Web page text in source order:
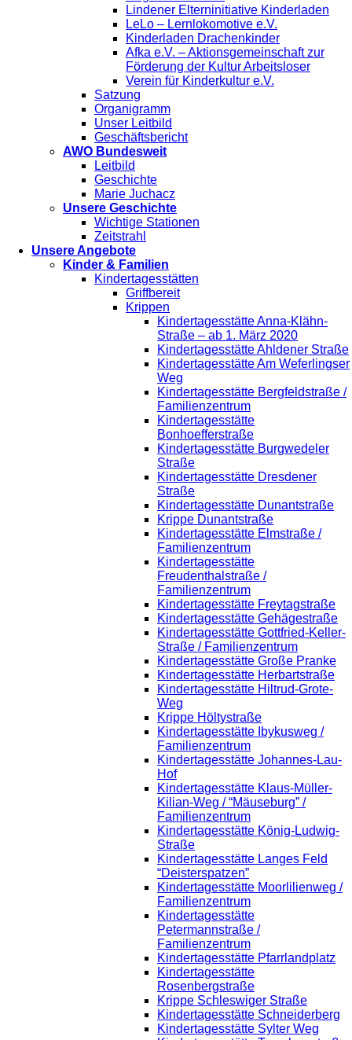
Lindener Elterninitiative Kinderladen
LeLo – Lernlokomotive e.V.
Kinderladen Drachenkinder
Afka e.V. – Aktionsgemeinschaft zur
Förderung der Kultur Arbeitsloser
Verein für Kinderkultur e.V.
Satzung
Organigramm
Unser Leitbild
Geschäftsbericht
AWO Bundesweit
Leitbild
Geschichte
Marie Juchacz
Unsere Geschichte
Wichtige Stationen
Zeitstrahl
Unsere Angebote
Kinder & Familien
Kindertagesstätten
Griffbereit
Krippen
Kindertagesstätte Anna-Klähn-
Straße – ab 1. März 2020
Kindertagesstätte Ahldener Straße
Kindertagesstätte Am Weferlingser
Weg
Kindertagesstätte Bergfeldstraße /
Familienzentrum
Kindertagesstätte
Bonhoefferstraße
Kindertagesstätte Burgwedeler
Straße
Kindertagesstätte Dresdener
Straße
Kindertagesstätte Dunantstraße
Krippe Dunantstraße
Kindertagesstätte Elmstraße /
Familienzentrum
Kindertagesstätte
Freudenthalstraße /
Familienzentrum
Kindertagesstätte Freytagstraße
Kindertagesstätte Gehägestraße
Kindertagesstätte Gottfried-Keller-
Straße / Familienzentrum
Kindertagesstätte Große Pranke
Kindertagesstätte Herbartstraße
Kindertagesstätte Hiltrud-Grote-
Weg
Krippe Höltystraße
Kindertagesstätte Ibykusweg /
Familienzentrum
Kindertagesstätte Johannes-Lau-
Hof
Kindertagesstätte Klaus-Müller-
Kilian-Weg / “Mäuseburg” /
Familienzentrum
Kindertagesstätte König-Ludwig-
Straße
Kindertagesstätte Langes Feld
“Deisterspatzen”
Kindertagesstätte Moorlilienweg /
Familienzentrum
Kindertagesstätte
Petermannstraße /
Familienzentrum
Kindertagesstätte Pfarrlandplatz
Kindertagesstätte
Rosenbergstraße
Krippe Schleswiger Straße
Kindertagesstätte Schneiderberg
Kindertagesstätte Sylter Weg